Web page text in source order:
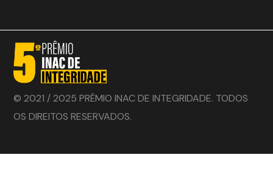
© 2021 / 2025 PRÊMIO INAC DE INTEGRIDADE. TODOS
OS DIREITOS RESERVADOS.
Desenvolvido por :